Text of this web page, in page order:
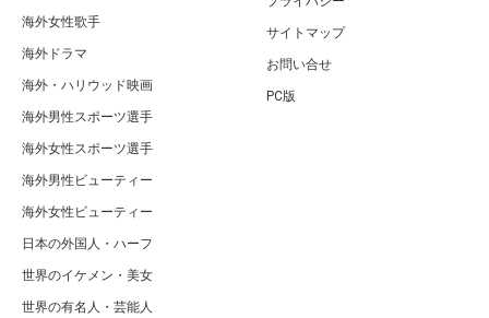
海外女性歌手
海外ドラマ
海外・ハリウッド映画
海外男性スポーツ選手
海外女性スポーツ選手
海外男性ビューティー
海外女性ビューティー
日本の外国人・ハーフ
世界のイケメン・美女
世界の有名人・芸能人
サイトマップ
お問い合せ
PC版